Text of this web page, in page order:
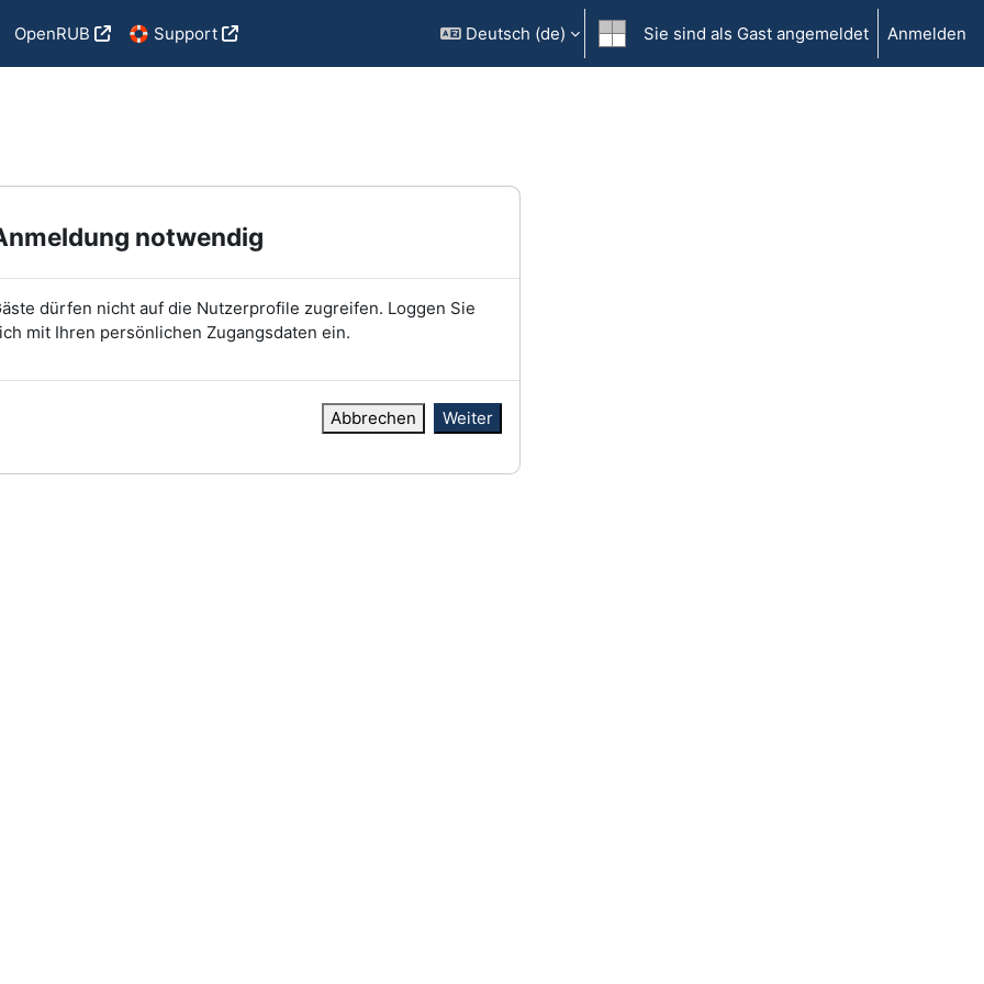
OpenRUB 🛟 Support Deutsch ‎(de)‎ Sie sind als Gast angemeldet Anmelden
notwendig
dürfen nicht auf die Nutzerprofile zugreifen. Loggen Sie
mit Ihren persönlichen Zugangsdaten ein.
Abbrechen Weiter